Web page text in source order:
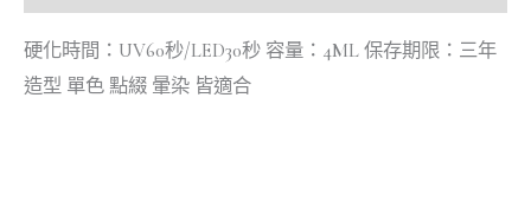
硬化時間：UV60秒/LED30秒 容量：4ML 保存期限：三年
造型 單色 點綴 暈染 皆適合